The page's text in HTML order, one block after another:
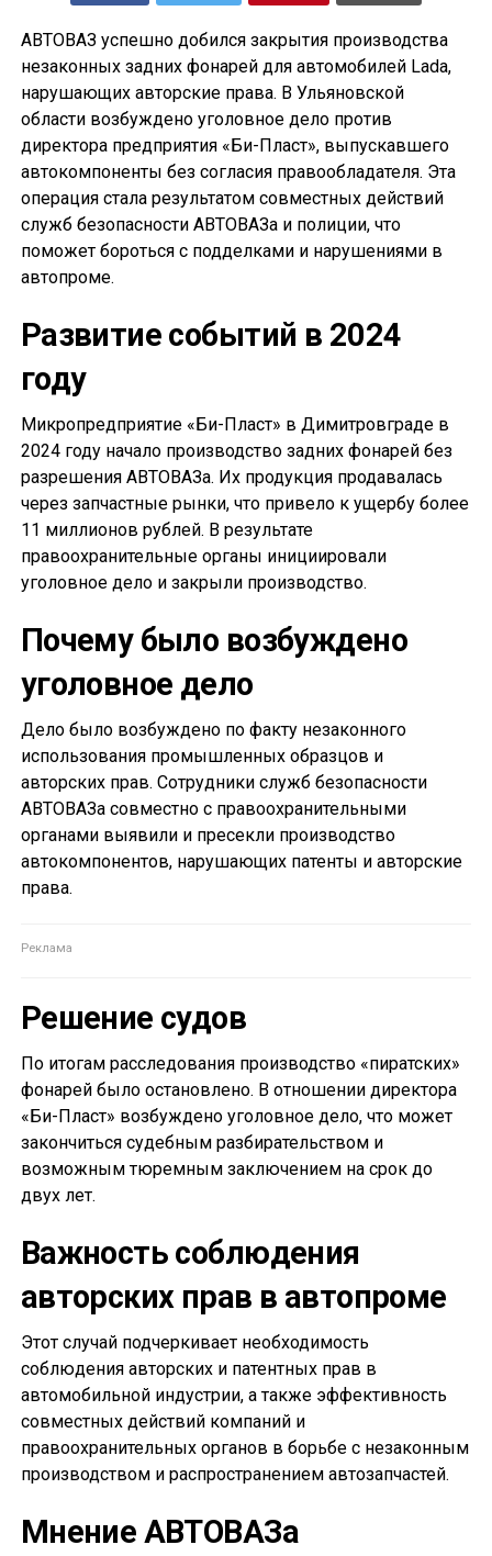
АВТОВАЗ успешно добился закрытия производства
незаконных задних фонарей для автомобилей Lada,
нарушающих авторские права. В Ульяновской
области возбуждено уголовное дело против
директора предприятия «Би-Пласт», выпускавшего
автокомпоненты без согласия правообладателя. Эта
операция стала результатом совместных действий
служб безопасности АВТОВАЗа и полиции, что
поможет бороться с подделками и нарушениями в
автопроме.
Развитие событий в 2024
году
Микропредприятие «Би-Пласт» в Димитровграде в
2024 году начало производство задних фонарей без
разрешения АВТОВАЗа. Их продукция продавалась
через запчастные рынки, что привело к ущербу более
11 миллионов рублей. В результате
правоохранительные органы инициировали
уголовное дело и закрыли производство.
Почему было возбуждено
уголовное дело
Дело было возбуждено по факту незаконного
использования промышленных образцов и
авторских прав. Сотрудники служб безопасности
АВТОВАЗа совместно с правоохранительными
органами выявили и пресекли производство
автокомпонентов, нарушающих патенты и авторские
права.
Решение судов
По итогам расследования производство «пиратских»
фонарей было остановлено. В отношении директора
«Би-Пласт» возбуждено уголовное дело, что может
закончиться судебным разбирательством и
возможным тюремным заключением на срок до
двух лет.
Важность соблюдения
авторских прав в автопроме
Этот случай подчеркивает необходимость
соблюдения авторских и патентных прав в
автомобильной индустрии, а также эффективность
совместных действий компаний и
правоохранительных органов в борьбе с незаконным
производством и распространением автозапчастей.
Мнение АВТОВАЗа